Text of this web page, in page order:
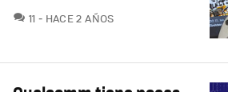
11 COMENTARIOS
HACE 2 AÑOS